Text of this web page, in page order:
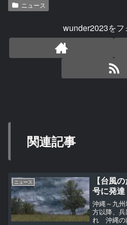
ニュース
wunder2023をフ
関連記事
ニュース
【台風
号に発達
沖縄～九
方以降、
れ 沖縄の